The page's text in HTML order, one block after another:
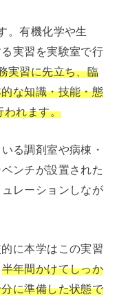
。有機化学や生
実習を実験室で行
実習に先立ち、臨
な知識・技能・態
われます。
る調剤室や病棟・
ンチが設置された
レーションしなが
に本学はこの実習
半年間かけてしっか
に準備した状態で